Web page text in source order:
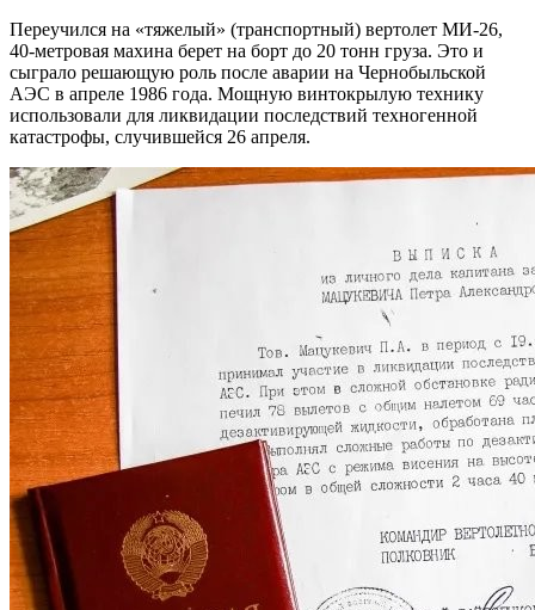
Переучился на «тяжелый» (транспортный) вертолет МИ-26,
40-метровая махина берет на борт до 20 тонн груза. Это и
сыграло решающую роль после аварии на Чернобыльской
АЭС в апреле 1986 года. Мощную винтокрылую технику
использовали для ликвидации последствий техногенной
катастрофы, случившейся 26 апреля.